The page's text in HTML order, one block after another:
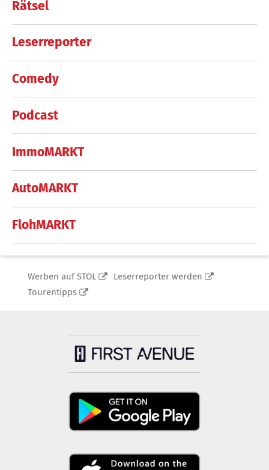
Rätsel
Leserreporter
Comedy
Podcast
ImmoMARKT
AutoMARKT
FlohMARKT
Werben auf STOL
Leserreporter werden
Tourentipps